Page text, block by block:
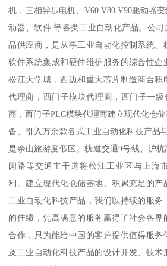
机，三相异步电机、V60.V80.V90驱动器
动器、软件 等各类工业自动化产品。公
品供应商，是从事工业自动化控制系统、
软件系统集成和硬件维护服务的综合性企
松江大学城，西边和重大芯片制造商台积
代理商，西门子模块代理商，西门子一级
商，西门子PLC模块代理商建立现代化仓
备、引入万余款各式工业自动化科技产品
是余山旅游度假区。轨道交通9号线、沪
闵路等交通主干道将松江工业区与上海
利。建立现代化仓储基地、积累充足的产
工业自动化科技产品，我们以持续的服务
的佳绩，凭高满意的服务赢得了社会各
合作，只为能给中国的客户提供值得服务
及工业自动化科技产品的设计开发、技术